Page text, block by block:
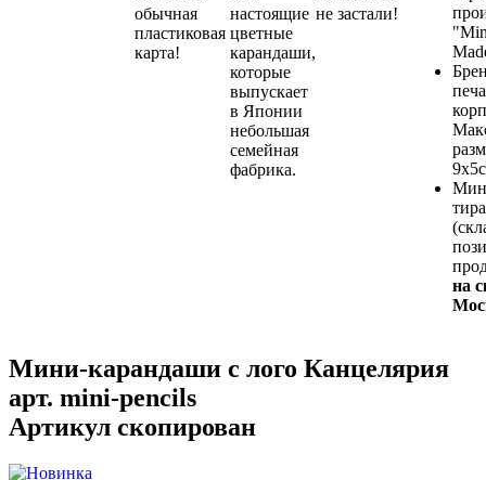
обычная
пластиковая
карта!
настоящие
цветные
карандаши,
которые
выпускает
в Японии
небольшая
семейная
фабрика.
не застали!
на
Мини-карандаши с лого Канцелярия
арт. mini-pencils
Артикул скопирован